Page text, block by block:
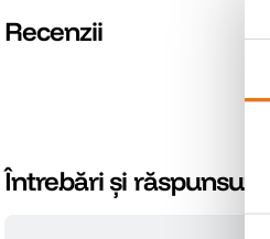
Recenzii
Întrebări și răspunsuri